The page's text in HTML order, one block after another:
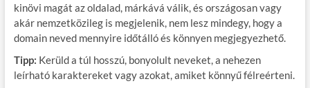
kinövi magát az oldalad, márkává válik, és országosan vagy
akár nemzetközileg is megjelenik, nem lesz mindegy, hogy a
domain neved mennyire időtálló és könnyen megjegyezhető.
Tipp: Kerüld a túl hosszú, bonyolult neveket, a nehezen
leírható karaktereket vagy azokat, amiket könnyű félreérteni.